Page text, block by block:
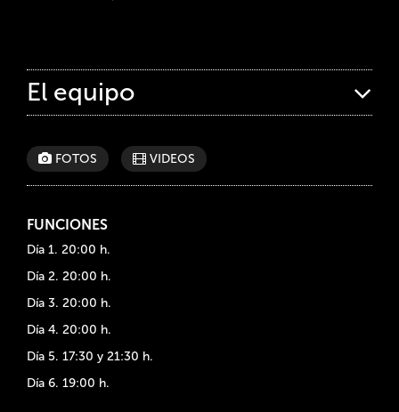
El equipo
FOTOS VIDEOS
FUNCIONES
Día 1. 20:00 h.
Día 2. 20:00 h.
Día 3. 20:00 h.
Día 4. 20:00 h.
Día 5. 17:30 y 21:30 h.
Día 6. 19:00 h.